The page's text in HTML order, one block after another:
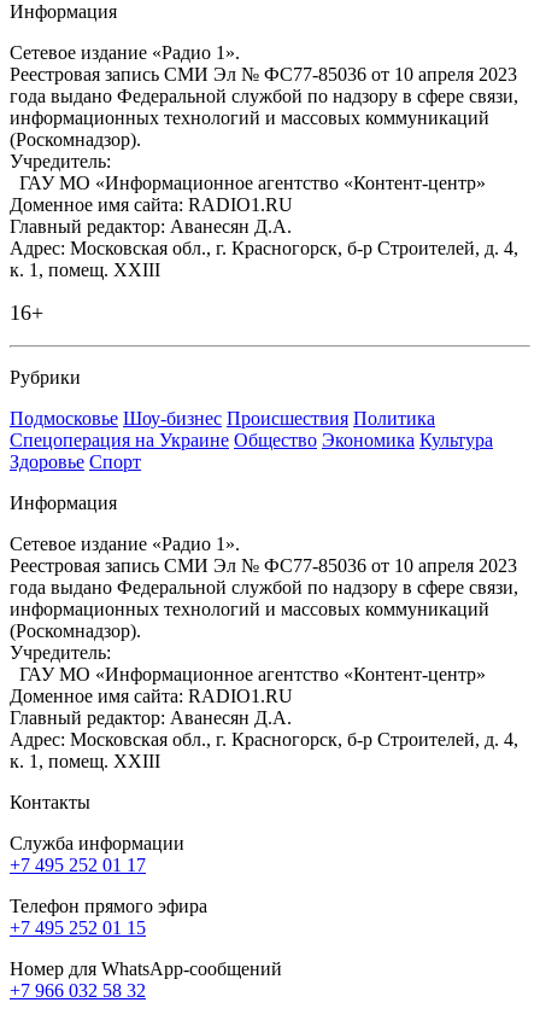
Информация
Сетевое издание «Радио 1».
Реестровая запись СМИ Эл № ФС77-85036 от 10 апреля 2023
года выдано Федеральной службой по надзору в сфере связи,
информационных технологий и массовых коммуникаций
(Роскомнадзор).
Учредитель:
ГАУ МО «Информационное агентство «Контент-центр»
Доменное имя сайта: RADIO1.RU
Главный редактор: Аванесян Д.А.
Адрес: Московская обл., г. Красногорск, б-р Строителей, д. 4,
к. 1, помещ. XXIII
16+
Рубрики
Подмосковье Шоу-бизнес Происшествия Политика
Спецоперация на Украине Общество Экономика Культура
Здоровье Спорт
Информация
Сетевое издание «Радио 1».
Реестровая запись СМИ Эл № ФС77-85036 от 10 апреля 2023
года выдано Федеральной службой по надзору в сфере связи,
информационных технологий и массовых коммуникаций
(Роскомнадзор).
Учредитель:
ГАУ МО «Информационное агентство «Контент-центр»
Доменное имя сайта: RADIO1.RU
Главный редактор: Аванесян Д.А.
Адрес: Московская обл., г. Красногорск, б-р Строителей, д. 4,
к. 1, помещ. XXIII
Контакты
Служба информации
+7 495 252 01 17
Телефон прямого эфира
+7 495 252 01 15
Номер для WhatsApp-сообщений
+7 966 032 58 32